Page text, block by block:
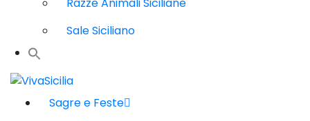
Razze Animali Siciliane
Sale Siciliano
Sagre e Feste